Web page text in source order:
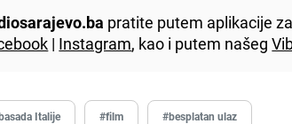
pratite putem aplikacije
| Instagram, kao i putem našeg
Italije #film #besplatan ulaz